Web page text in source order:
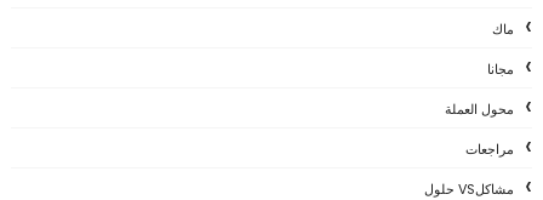
ماك
مجانا
محول العملة
مراجعات
مشاكلVS حلول